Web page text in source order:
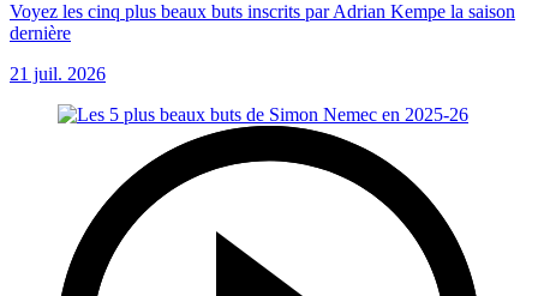
Voyez les cinq plus beaux buts inscrits par Adrian Kempe la saison
dernière
21 juil. 2026